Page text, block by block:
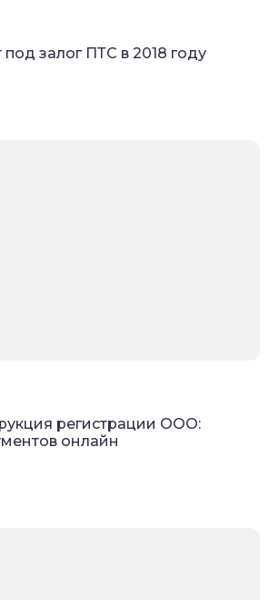
под залог ПТС в 2018 году
регистрации ООО:
онлайн